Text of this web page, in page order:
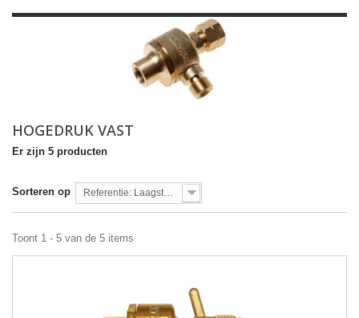
HOGEDRUK VAST
Er zijn 5 producten
Sorteren op Referentie: Laagste eerst
Toont 1 - 5 van de 5 items